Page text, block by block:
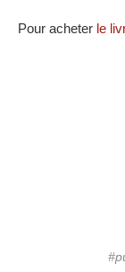
Pour acheter le